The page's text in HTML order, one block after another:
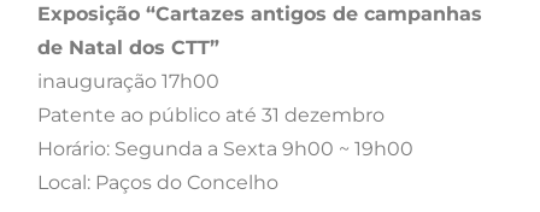
Exposição “Cartazes antigos de campanhas
de Natal dos CTT”
inauguração 17h00
Patente ao público até 31 dezembro
Horário: Segunda a Sexta 9h00 ~ 19h00
Local: Paços do Concelho